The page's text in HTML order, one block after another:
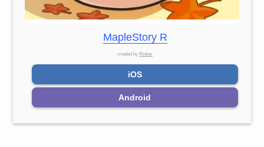
MapleStory R
created by Rinker
iOS
Android